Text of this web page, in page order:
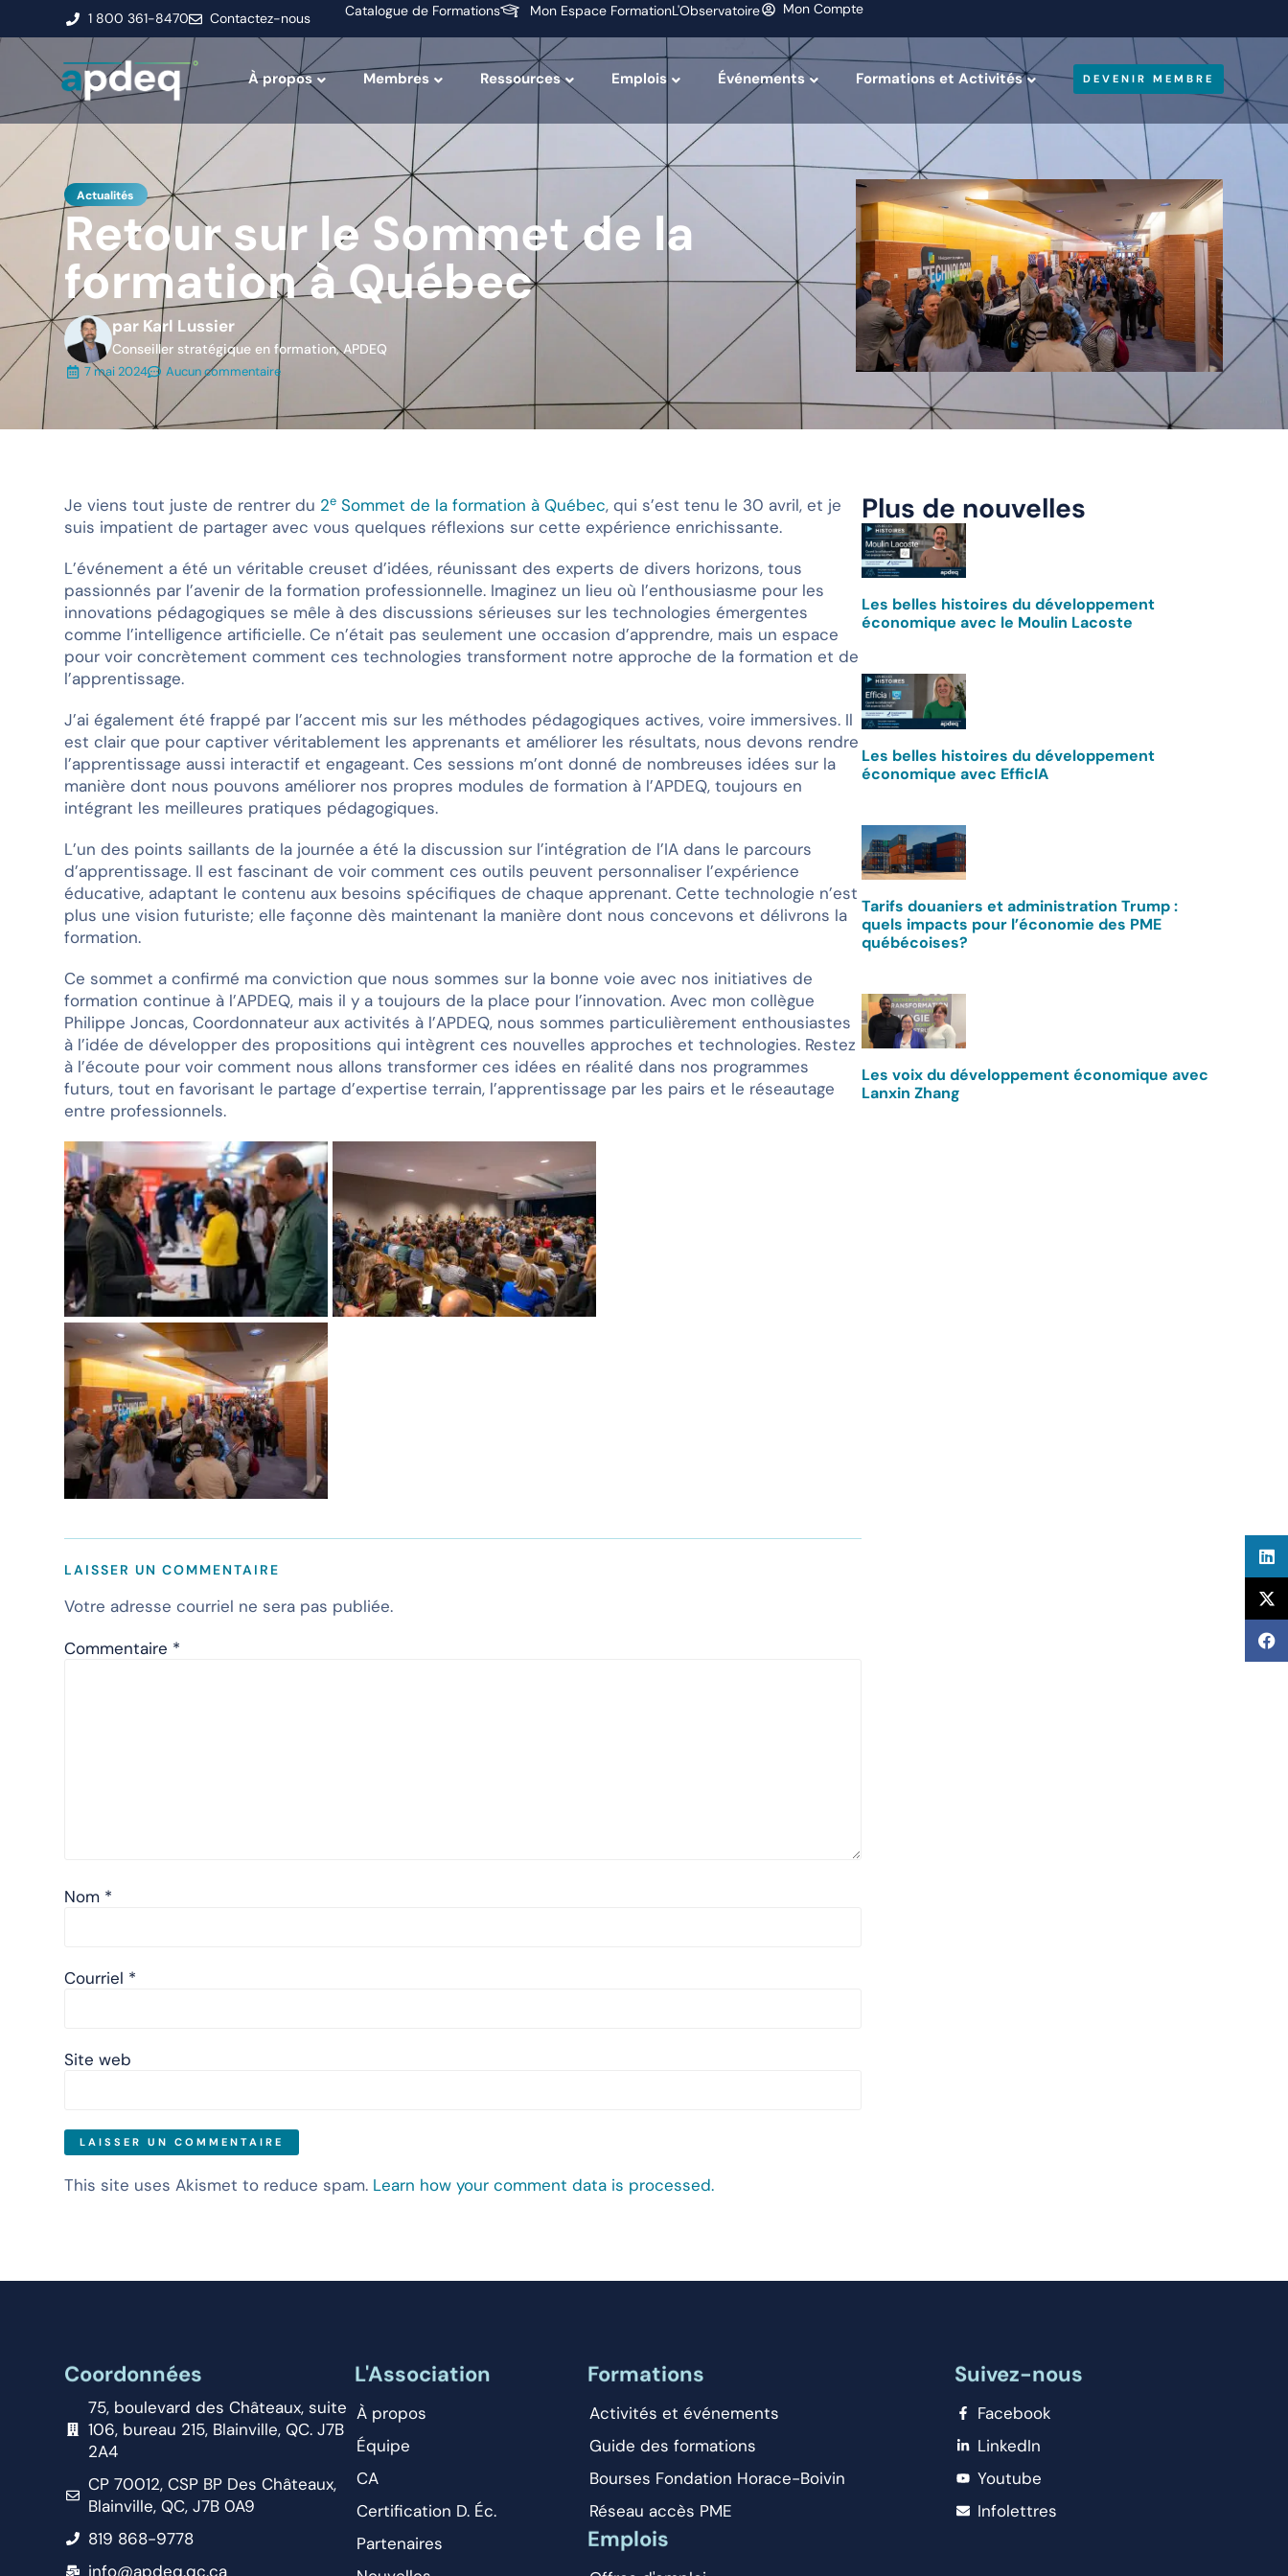
1 800 361-8470 Contactez-nous Catalogue de Formations Mon Espace FormationL'Observatoire Mon Compte
À propos Membres Ressources Emplois Événements Formations et Activités DEVENIR MEMBRE
Actualités
Retour sur le Sommet de la
formation à Québec
par Karl Lussier
Conseiller stratégique en formation, APDEQ
7 mai 2024 Aucun commentaire
Je viens tout juste de rentrer du 2e Sommet de la formation à Québec, qui s’est tenu le 30 avril, et je
suis impatient de partager avec vous quelques réflexions sur cette expérience enrichissante.
L’événement a été un véritable creuset d’idées, réunissant des experts de divers horizons, tous
passionnés par l’avenir de la formation professionnelle. Imaginez un lieu où l’enthousiasme pour les
innovations pédagogiques se mêle à des discussions sérieuses sur les technologies émergentes
comme l’intelligence artificielle. Ce n’était pas seulement une occasion d’apprendre, mais un espace
pour voir concrètement comment ces technologies transforment notre approche de la formation et de
l’apprentissage.
J’ai également été frappé par l’accent mis sur les méthodes pédagogiques actives, voire immersives. Il
est clair que pour captiver véritablement les apprenants et améliorer les résultats, nous devons rendre
l’apprentissage aussi interactif et engageant. Ces sessions m’ont donné de nombreuses idées sur la
manière dont nous pouvons améliorer nos propres modules de formation à l’APDEQ, toujours en
intégrant les meilleures pratiques pédagogiques.
L’un des points saillants de la journée a été la discussion sur l’intégration de l’IA dans le parcours
d’apprentissage. Il est fascinant de voir comment ces outils peuvent personnaliser l’expérience
éducative, adaptant le contenu aux besoins spécifiques de chaque apprenant. Cette technologie n’est
plus une vision futuriste; elle façonne dès maintenant la manière dont nous concevons et délivrons la
formation.
Ce sommet a confirmé ma conviction que nous sommes sur la bonne voie avec nos initiatives de
formation continue à l’APDEQ, mais il y a toujours de la place pour l’innovation. Avec mon collègue
Philippe Joncas, Coordonnateur aux activités à l’APDEQ, nous sommes particulièrement enthousiastes
à l’idée de développer des propositions qui intègrent ces nouvelles approches et technologies. Restez
à l’écoute pour voir comment nous allons transformer ces idées en réalité dans nos programmes
futurs, tout en favorisant le partage d’expertise terrain, l’apprentissage par les pairs et le réseautage
entre professionnels.
LAISSER UN COMMENTAIRE
Votre adresse courriel ne sera pas publiée.
Commentaire *
Nom *
Courriel *
Site web
This site uses Akismet to reduce spam. Learn how your comment data is processed.
Plus de nouvelles
Les belles histoires du développement
économique avec le Moulin Lacoste
Les belles histoires du développement
économique avec EfficIA
Tarifs douaniers et administration Trump :
quels impacts pour l’économie des PME
québécoises?
Les voix du développement économique avec
Lanxin Zhang
Coordonnées
75, boulevard des Châteaux, suite
106, bureau 215, Blainville, QC. J7B
2A4
CP 70012, CSP BP Des Châteaux,
Blainville, QC, J7B 0A9
819 868-9778
info@apdeq.qc.ca
L'Association
À propos
Équipe
CA
Certification D. Éc.
Partenaires
Formations
Activités et événements
Guide des formations
Bourses Fondation Horace-Boivin
Réseau accès PME
Emplois
Suivez-nous
Facebook
LinkedIn
Youtube
Infolettres